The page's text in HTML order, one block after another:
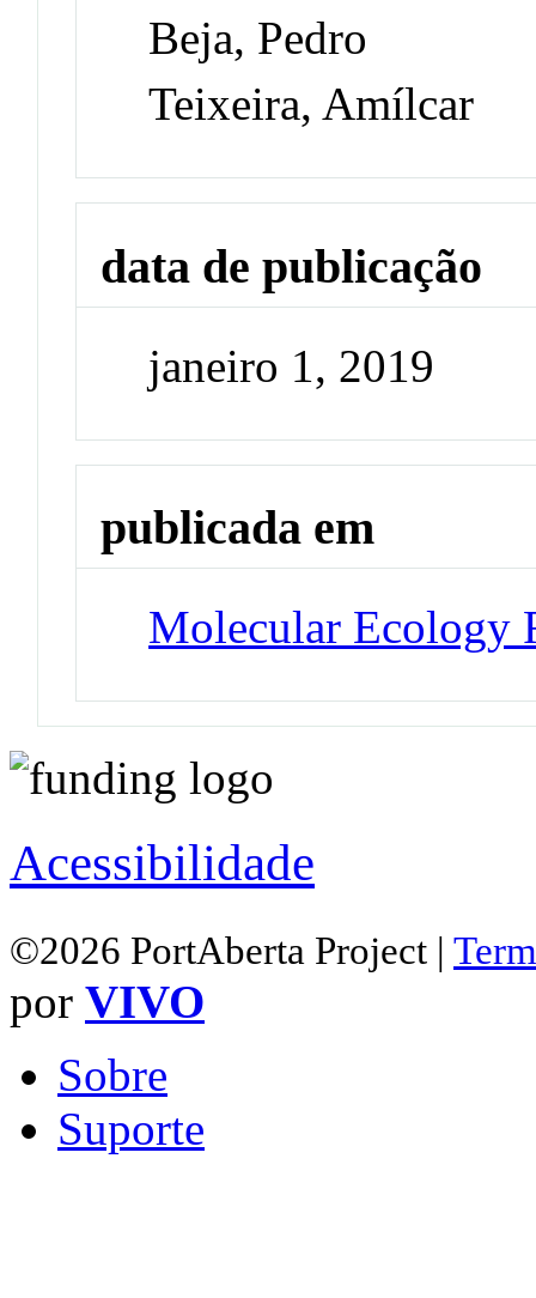
Beja, Pedro
Teixeira, Amílcar
data de publicação
janeiro 1, 2019
publicada em
Molecular Ecology
Acessibilidade
©2026 PortAberta Project |
por VIVO
Sobre
Suporte